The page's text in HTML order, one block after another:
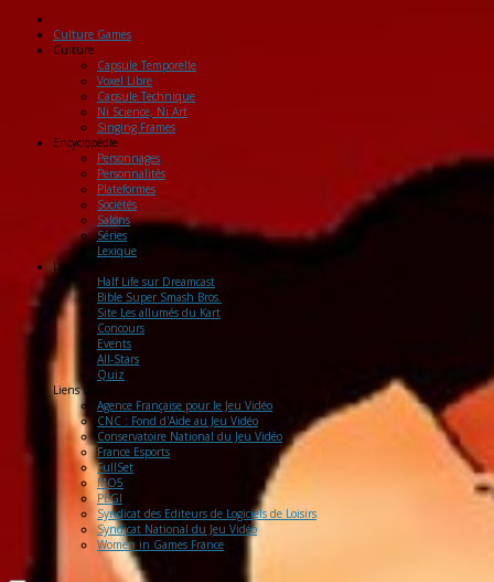
Culture Games
Culture
Capsule Temporelle
Voxel Libre
Capsule Technique
Ni Science, Ni Art
Singing Frames
Encyclopédie
Personnages
Personnalités
Plateformes
Sociétés
Salons
Séries
Lexique
Labo
Half Life sur Dreamcast
Bible Super Smash Bros.
Site Les allumés du Kart
Concours
Events
All-Stars
Quiz
Liensutiles
Agence Française pour le Jeu Vidéo
CNC : Fond d'Aide au Jeu Vidéo
Conservatoire National du Jeu Vidéo
France Esports
FullSet
MO5
PEGI
Syndicat des Editeurs de Logiciels de Loisirs
Syndicat National du Jeu Vidéo
Women in Games France